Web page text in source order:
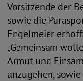
Vorsitzende der
sowie die
Engelmeier
„Gemeinsam
Armut und
anzugehen,